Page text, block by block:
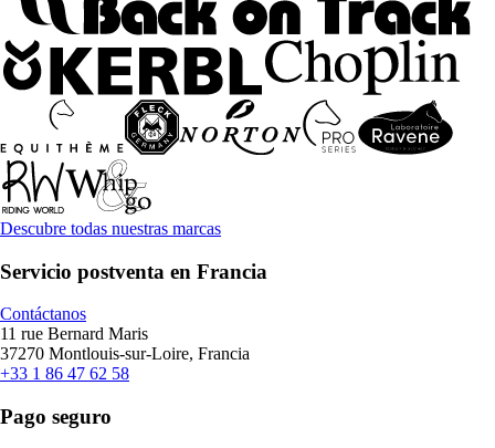
Descubre todas nuestras marcas
Servicio postventa en Francia
Contáctanos
11 rue Bernard Maris
37270 Montlouis-sur-Loire, Francia
+33 1 86 47 62 58
Pago seguro